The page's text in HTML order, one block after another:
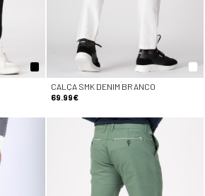
CALÇA SMK DENIM BRANCO
69.99€